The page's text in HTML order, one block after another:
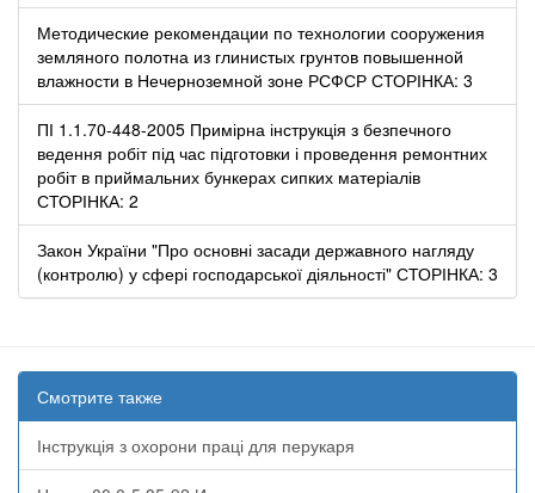
Методические рекомендации по технологии сооружения
земляного полотна из глинистых грунтов повышенной
влажности в Нечерноземной зоне РСФСР СТОРІНКА: 3
ПІ 1.1.70-448-2005 Примірна інструкція з безпечного
ведення робіт під час підготовки і проведення ремонтних
робіт в приймальних бункерах сипких матеріалів
СТОРІНКА: 2
Закон України "Про основні засади державного нагляду
(контролю) у сфері господарської діяльності" СТОРІНКА: 3
Смотрите также
Інструкція з охорони праці для перукаря